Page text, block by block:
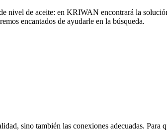
nivel de aceite: en KRIWAN encontrará la
encantados de ayudarle en la búsqueda.
sino también las conexiones adecuadas. Para